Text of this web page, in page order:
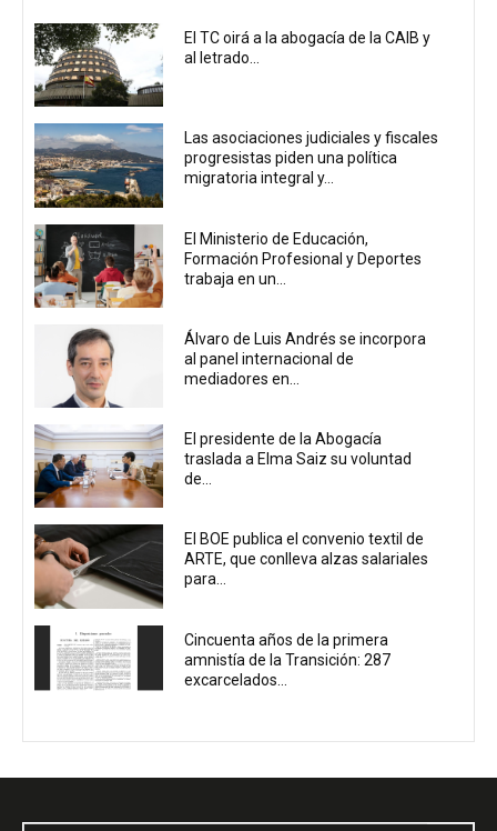
El TC oirá a la abogacía de la CAIB y
al letrado...
Las asociaciones judiciales y fiscales
progresistas piden una política
migratoria integral y...
El Ministerio de Educación,
Formación Profesional y Deportes
trabaja en un...
Álvaro de Luis Andrés se incorpora
al panel internacional de
mediadores en...
El presidente de la Abogacía
traslada a Elma Saiz su voluntad
de...
El BOE publica el convenio textil de
ARTE, que conlleva alzas salariales
para...
Cincuenta años de la primera
amnistía de la Transición: 287
excarcelados...